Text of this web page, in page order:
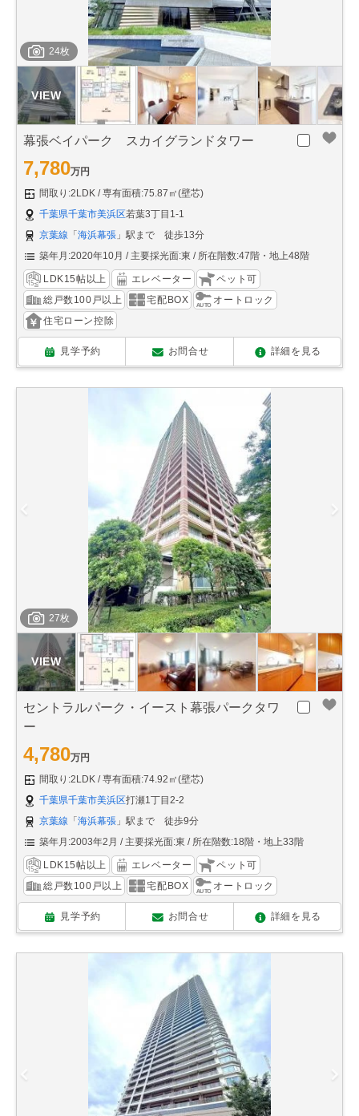
24枚
幕張ベイパーク スカイグランドタワー
7,780万円
間取り:2LDK
専有面積:75.87㎡(壁芯)
千葉県千葉市美浜区若葉3丁目1-1
京葉線 「 海浜幕張 」駅まで 徒歩13分
築年月:2020年10月
主要採光面:東 所在階数:47階・地上48階
LDK15帖以上 エレベーター
ペット可
総戸数100戸以上
宅配BOX
オートロック
住宅ローン控除
見学予約 お問合せ 詳細を見る
27枚
セントラルパーク・イースト幕張パークタワ
ー
4,780万円
間取り:2LDK
専有面積:74.92㎡(壁芯)
千葉県千葉市美浜区打瀬1丁目2-2
京葉線 「海浜幕張 」駅まで 徒歩9分
築年月:2003年2月
主要採光面:東 所在階数:18階・地上33階
LDK15帖以上 エレベーター
ペット可
総戸数100戸以上
宅配BOX オートロック
見学予約 お問合せ 詳細を見る